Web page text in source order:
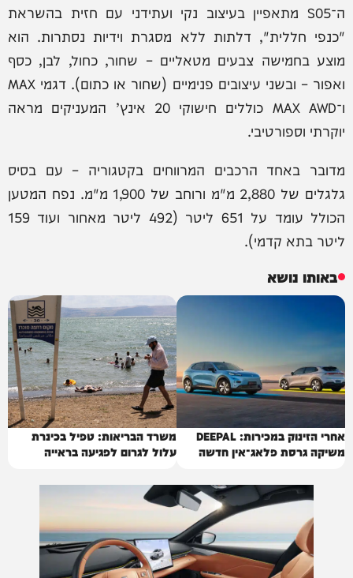
ה־S05 מתאפיין בעיצוב נקי ועתידני עם חזית בהשראת
"כנפי חללית", דלתות ללא מסגרת וידיות נסתרות. הוא
מוצע בחמישה צבעים מטאליים – שחור, כחול, לבן, כסף
ואפור – ובשני עיצובים פנימיים (שחור או כתום). דגמי MAX
ו־MAX AWD כוללים חישוקי 20 אינץ’ המעניקים מראה
יוקרתי וספורטיבי.
מדובר באחד הרכבים המרווחים בקטגוריה – עם בסיס
גלגלים של 2,880 מ"מ ורוחב של 1,900 מ"מ. נפח המטען
הכולל עומד על 651 ליטר (492 ליטר מאחור ועוד 159
ליטר בתא קדמי).
באותו נושא
אחרי הזינוק במכירות: DEEPAL
משיקה גרסת פלאג־אין חדשה
משרד הבריאות: טפיל בכינרת
עלול לגרום לפגיעה בראייה